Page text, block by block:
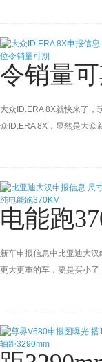
令销量
大众ID.ERA 8X就快来了
众ID.ERA 8X，显然是大众
电能跑
新车申报信息中比亚迪大
更大更重的车，要是买小